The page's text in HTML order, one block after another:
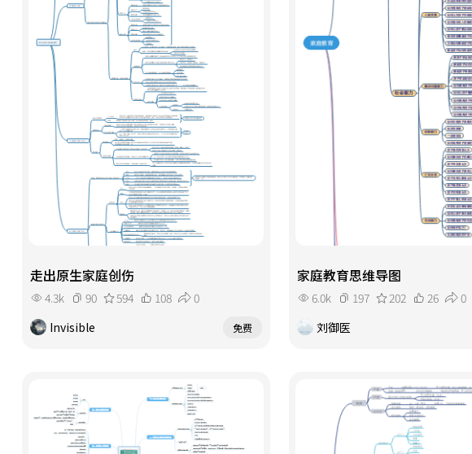
走出原生家庭创伤
4.3k 90 594 108
0
Invisible
免费
家庭教育思维导图
6.0k 197 202 26
0
刘御医